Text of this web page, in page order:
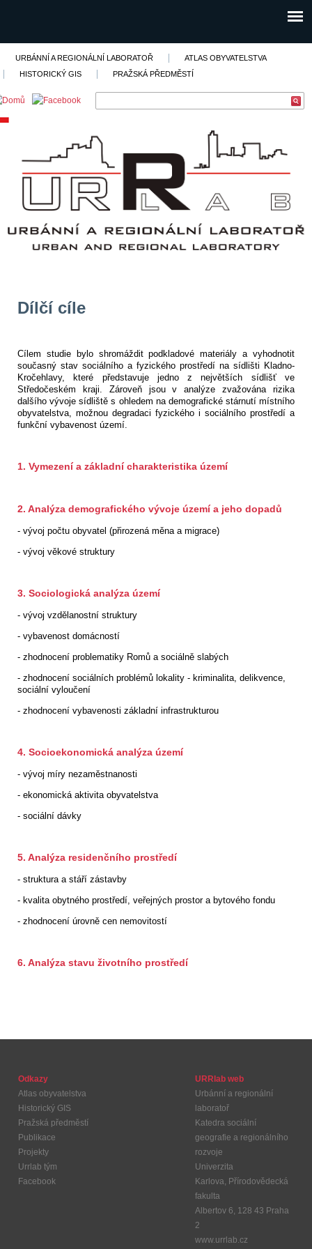
URBÁNNÍ A REGIONÁLNÍ LABORATOŘ
ATLAS OBYVATELSTVA
HISTORICKÝ GIS
PRAŽSKÁ PŘEDMĚSTÍ
Dílčí cíle
Cílem studie bylo shromáždit podkladové materiály a vyhodnotit
současný stav sociálního a fyzického prostředí na sídlišti Kladno-
Kročehlavy, které představuje jedno z největších sídlišť ve
Středočeském kraji. Zároveň jsou v analýze zvažována rizika
dalšího vývoje sídliště s ohledem na demografické stárnutí místního
obyvatelstva, možnou degradaci fyzického i sociálního prostředí a
funkční vybavenost území.
1. Vymezení a základní charakteristika území
2. Analýza demografického vývoje území a jeho dopadů
- vývoj počtu obyvatel (přirozená měna a migrace)
- vývoj věkové struktury
3. Sociologická analýza území
- vývoj vzdělanostní struktury
- vybavenost domácností
- zhodnocení problematiky Romů a sociálně slabých
- zhodnocení sociálních problémů lokality - kriminalita, delikvence,
sociální vyloučení
- zhodnocení vybavenosti základní infrastrukturou
4. Socioekonomická analýza území
- vývoj míry nezaměstnanosti
- ekonomická aktivita obyvatelstva
- sociální dávky
5. Analýza residenčního prostředí
- struktura a stáří zástavby
- kvalita obytného prostředí, veřejných prostor a bytového fondu
- zhodnocení úrovně cen nemovitostí
6. Analýza stavu životního prostředí
Odkazy
Atlas obyvatelstva
Historický GIS
Pražská předměstí
Publikace
Projekty
Urrlab tým
Facebook
URRlab web
Urbánní a regionální
laboratoř
Katedra sociální
geografie a regionálního
rozvoje
Univerzita
Karlova, Přírodovědecká
fakulta
Albertov 6, 128 43 Praha
2
www.urrlab.cz